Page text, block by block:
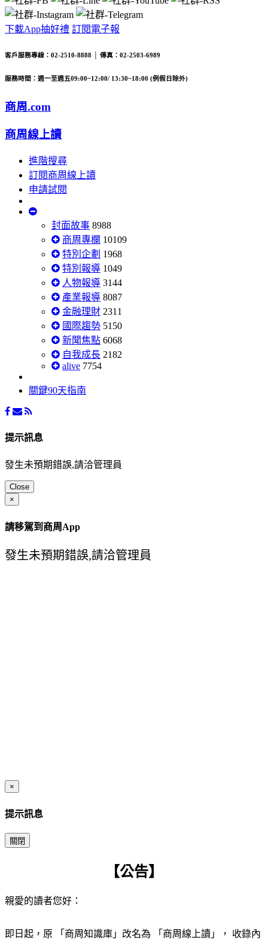
下載App抽好禮 訂閱電子報
客戶服務專線：02-2510-8888 │ 傳真：02-2503-6989
服務時間：週一至週五09:00~12:00/ 13:30~18:00 (例假日除外)
商周.com
商周線上讀
進階搜尋
訂閱商周線上讀
申請試閱
封面故事 8988
商周專欄 10109
特別企劃 1968
特別報導 1049
人物報導 3144
產業報導 8087
金融理財 2311
國際趨勢 5150
新聞焦點 6068
自我成長 2182
alive 7754
關鍵90天指南
提示訊息
發生未預期錯誤,請洽管理員
Close
×
請移駕到商周App
發生未預期錯誤,請洽管理員
×
提示訊息
關閉
【公告】
親愛的讀者您好：
即日起，原 「商周知識庫」改名為 「商周線上讀」， 收錄內